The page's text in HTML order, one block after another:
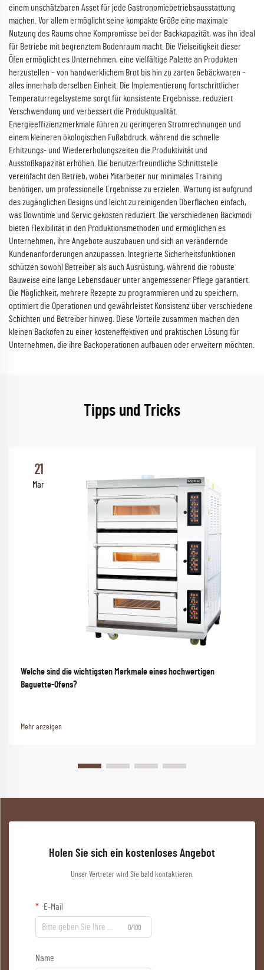
einem unschätzbaren Asset für jede Gastronomiebetriebsausstattung
machen. Vor allem ermöglicht seine kompakte Größe eine maximale
Nutzung des Raums ohne Kompromisse bei der Backkapazität, was ihn ideal
für Betriebe mit begrenztem Bodenraum macht. Die Vielseitigkeit dieser
Öfen ermöglicht es Unternehmen, eine vielfältige Palette an Produkten
herzustellen – von handwerklichem Brot bis hin zu zarten Gebäckwaren –
alles innerhalb derselben Einheit. Die Implementierung fortschrittlicher
Temperaturregelsysteme sorgt für konsistente Ergebnisse, reduziert
Verschwendung und verbessert die Produktqualität.
Energieeffizienzmerkmale führen zu geringeren Stromrechnungen und
einem kleineren ökologischen Fußabdruck, während die schnelle
Erhitzungs- und Wiedererholungszeiten die Produktivität und
Ausstoßkapazität erhöhen. Die benutzerfreundliche Schnittstelle
vereinfacht den Betrieb, wobei Mitarbeiter nur minimales Training
benötigen, um professionelle Ergebnisse zu erzielen. Wartung ist aufgrund
des zugänglichen Designs und leicht zu reinigenden Oberflächen einfach,
was Downtime und Servic gekosten reduziert. Die verschiedenen Backmodi
bieten Flexibilität in den Produktionsmethoden und ermöglichen es
Unternehmen, ihre Angebote auszubauen und sich an verändernde
Kundenanforderungen anzupassen. Integrierte Sicherheitsfunktionen
schützen sowohl Betreiber als auch Ausrüstung, während die robuste
Bauweise eine lange Lebensdauer unter angemessener Pflege garantiert.
Die Möglichkeit, mehrere Rezepte zu programmieren und zu speichern,
optimiert die Operationen und gewährleistet Konsistenz über verschiedene
Schichten und Betreiber hinweg. Diese Vorteile zusammen machen den
kleinen Backofen zu einer kosteneffektiven und praktischen Lösung für
Unternehmen, die ihre Backoperationen aufbauen oder erweitern möchten.
Tipps und Tricks
21
Mar
Welche sind die wichtigsten Merkmale eines hochwertigen
Baguette-Ofens?
Mehr anzeigen
Holen Sie sich ein kostenloses Angebot
Unser Vertreter wird Sie bald kontaktieren.
E-Mail
0/100
Name